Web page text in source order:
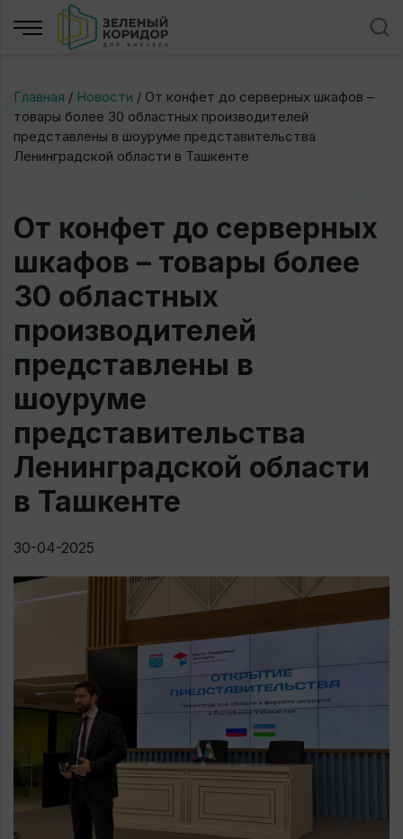
Главная / Новости / ​От конфет до серверных шкафов –
товары более 30 областных производителей
представлены в шоуруме представительства
Ленинградской области в Ташкенте
​От конфет до серверных
шкафов – товары более
30 областных
производителей
представлены в
шоуруме
представительства
Ленинградской области
в Ташкенте
30-04-2025